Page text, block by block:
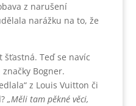
z narušení
narážku na to, že
šťastná. Teď se navíc
Bogner.
z Louis Vuitton či
„Měli tam pěkné věci,